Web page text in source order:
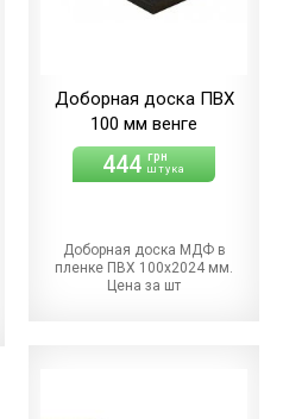
Доборная доска ПВХ
100 мм венге
444 грн
штука
Доборная доска МДФ в
пленке ПВХ 100х2024 мм.
Цена за шт